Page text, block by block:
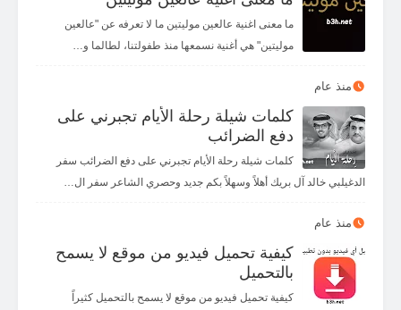
ما معنى اغنية عالعين موليتين ما لا تعرفه عن "عالعين
موليتين" هي أغنية نسمعها منذ طفولتنا، لطالما و…
منذ عام
كلمات شيلة رحلة الأيام تجبرني على
دفع الضرائب
كلمات شيلة رحلة الأيام تجبرني على دفع الضرائب سفر
الدغيلبي خالد آل بريك أهلاً وسهلاً بكم جديد وحصري الشاعر سفر ال…
منذ عام
كيفية تحميل فيديو من موقع لا يسمح
بالتحميل
كيفية تحميل فيديو من موقع لا يسمح بالتحميل كثيراً